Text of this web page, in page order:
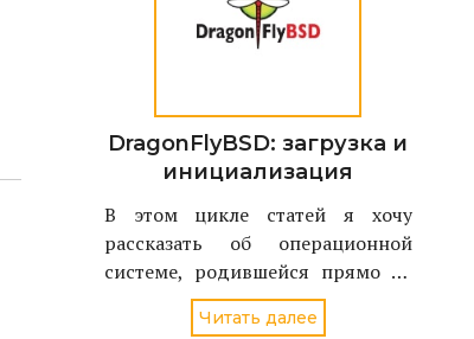
DragonFlyBSD: загрузка и
инициализация
В этом цикле статей я хочу
рассказать об операционной
системе, родившейся прямо на
наших глазах - летом 2004 года.
Имя ей - DragonFlyBSD, и являет
Читать далее